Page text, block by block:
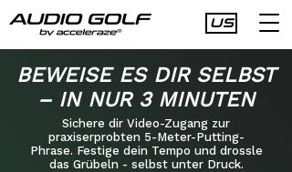
US
BEWEISE ES DIR SELBST
– IN NUR 3 MINUTEN
Sichere dir Video-Zugang zur
praxiserprobten 5-Meter-Putting-
Phrase. Festige dein Tempo und drossle
das Grübeln - selbst unter Druck.